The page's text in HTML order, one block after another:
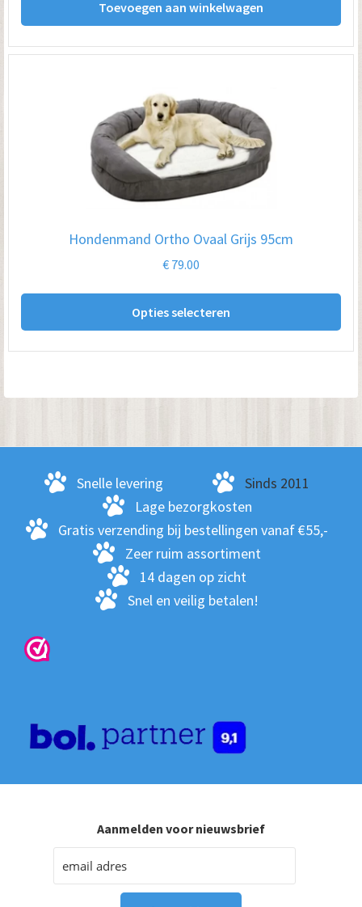
Toevoegen aan winkelwagen
Hondenmand Ortho Ovaal Grijs 95cm
€ 79.00
Opties selecteren
Dit
Snelle levering
Sinds 2011
Lage bezorgkosten
Gratis verzending bij bestellingen vanaf €55,-
Zeer ruim assortiment
14 dagen op zicht
Snel en veilig betalen!
Aanmelden voor nieuwsbrief